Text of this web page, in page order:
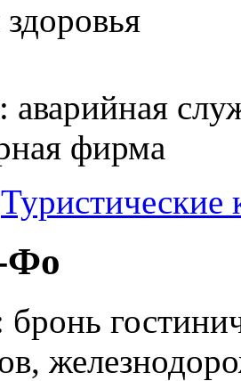
аварийная
фирма
Туристические
Фо
бронь